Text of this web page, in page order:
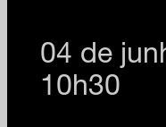
04 de
10h30